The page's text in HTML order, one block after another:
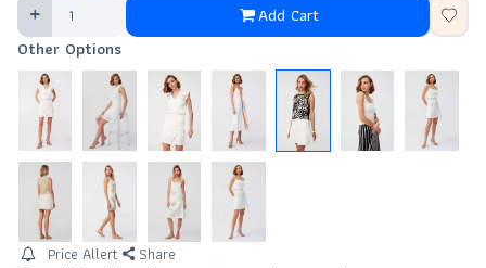
Add Cart
Other Options
Price Allert
Share